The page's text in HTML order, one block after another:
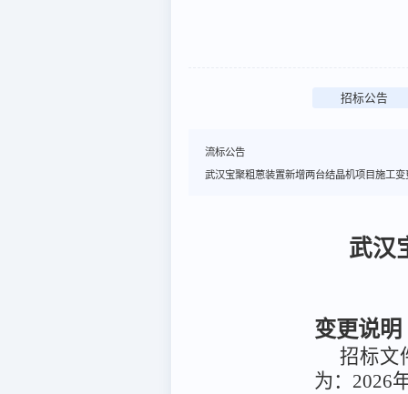
招标公告
流标公告
武汉宝聚粗蒽装置新增两台结晶机项目施工变
武汉
变更说明
招标文
为：2026